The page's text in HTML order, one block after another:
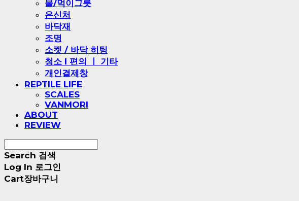
물/먹이그릇
은신처
바닥재
조명
소켓 / 바닥 히팅
청소 l 편의 ㅣ 기타
개인결제창
REPTILE LIFE
SCALES
VANMORI
ABOUT
REVIEW
Search 검색
Log In 로그인
Cart장바구니